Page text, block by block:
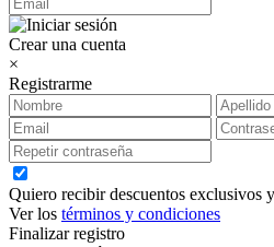
Crear una cuenta
×
Registrarme
Quiero recibir descuentos exclusivos
Ver los términos y condiciones
Finalizar registro